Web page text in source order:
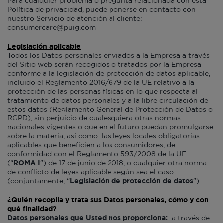
Política de privacidad, puede ponerse en contacto con
nuestro Servicio de atención al cliente:
consumercare@puig.com
Legislación aplicable
Todos los Datos personales enviados a la Empresa a través
del Sitio web serán recogidos o tratados por la Empresa
conforme a la legislación de protección de datos aplicable,
incluido el Reglamento 2016/679 de la UE relativo a la
protección de las personas físicas en lo que respecta al
tratamiento de datos personales y a la libre circulación de
estos datos (Reglamento General de Protección de Datos o
RGPD), sin perjuicio de cualesquiera otras normas
nacionales vigentes o que en el futuro puedan promulgarse
sobre la materia, así como las leyes locales obligatorias
aplicables que beneficien a los consumidores, de
conformidad con el Reglamento 593/2008 de la UE
(“ ROMA I ”) de 17 de junio de 2018, o cualquier otra norma
de conflicto de leyes aplicable según sea el caso
(conjuntamente, “ Legislación de protección de datos”).
¿Quién recopila y trata sus Datos personales, cómo y con
qué finalidad?
Datos personales que Usted nos proporciona: a través de